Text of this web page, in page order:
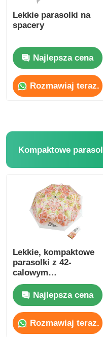
Lekkie parasolki na
spacery
Najlepsza cena
Rozmawiaj teraz.
Kompaktowe
Lekkie, kompaktowe
parasolki z 42-
calowym
baldachimem z
tkaniny Pongee 210T
Najlepsza cena
Rozmawiaj teraz.